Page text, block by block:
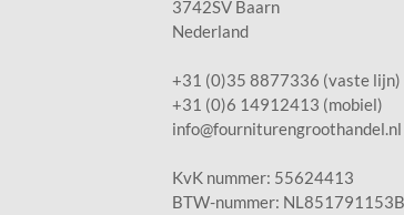
3742SV Baarn
Nederland
+31 (0)35 8877336 (vaste lijn)
+31 (0)6 14912413 (mobiel)
info@fourniturengroothandel.nl
KvK nummer: 55624413
BTW-nummer: